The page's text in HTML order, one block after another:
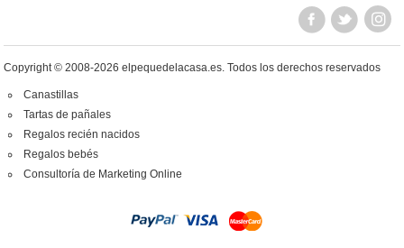
Copyright © 2008-2026 elpequedelacasa.es.Todos los derechos reservados
Canastillas
Tartas de pañales
Regalos recién nacidos
Regalos bebés
Consultoría de Marketing Online